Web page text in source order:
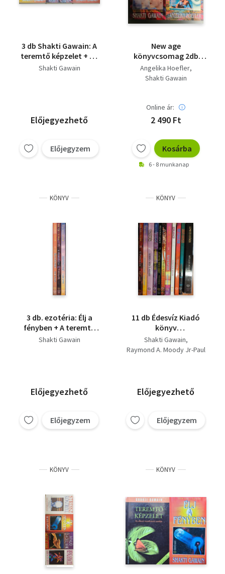
3 db Shakti Gawain: A
teremtő képzelet + Az
átalakulás útja + Élj a
Shakti Gawain
Előjegyezhető
Előjegyzem
New age
könyvcsomag 2db
Esély az életre + Az
átalakulás útja
Angelika Hoefler
Shakti Gawain
Online ár:
2 490 Ft
Kosárba
6 - 8 munkanap
KÖNYV
3 db. ezotéria: Élj a
fényben + A teremtő
képzelet + Az
Shakti Gawain
Előjegyezhető
Előjegyzem
KÖNYV
11 db Édesvíz Kiadó
könyv
válogatás:Lomb és
gyökér,Az átalakulás
testelhagyásig,
Atlantisz árnya kísért,
élet után,
Reinkarnáció, Élet a
Shakti Gawain
Raymond A. Moody Jr-Paul
Howard Murphet
Neville Randall
Charles Berlitz
Előjegyezhető
Előjegyzem
KÖNYV KÖNYV